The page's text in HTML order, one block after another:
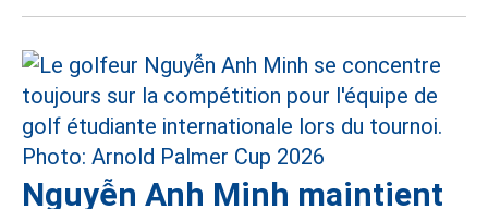
Nguyễn Anh Minh maintient